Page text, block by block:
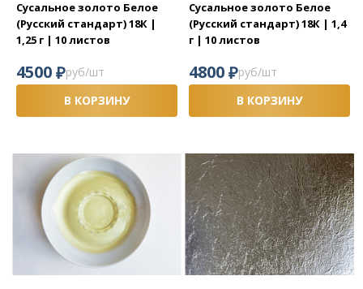
Сусальное золото Белое
(Русский стандарт) 18К |
1,25 г | 10 листов
4500₽руб/шт
В КОРЗИНУ
Сусальное золото Белое
(Русский стандарт) 18К | 1,4
г | 10 листов
4800₽руб/шт
В КОРЗИНУ